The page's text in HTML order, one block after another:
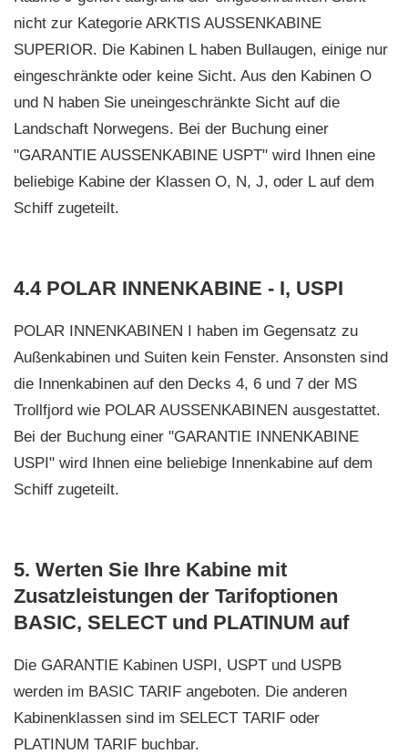
nicht zur Kategorie ARKTIS AUSSENKABINE
SUPERIOR. Die Kabinen L haben Bullaugen, einige nur
eingeschränkte oder keine Sicht. Aus den Kabinen O
und N haben Sie uneingeschränkte Sicht auf die
Landschaft Norwegens. Bei der Buchung einer
"GARANTIE AUSSENKABINE USPT" wird Ihnen eine
beliebige Kabine der Klassen O, N, J, oder L auf dem
Schiff zugeteilt.
4.4 POLAR INNENKABINE - I, USPI
POLAR INNENKABINEN I haben im Gegensatz zu
Außenkabinen und Suiten kein Fenster. Ansonsten sind
die Innenkabinen auf den Decks 4, 6 und 7 der MS
Trollfjord wie POLAR AUSSENKABINEN ausgestattet.
Bei der Buchung einer "GARANTIE INNENKABINE
USPI" wird Ihnen eine beliebige Innenkabine auf dem
Schiff zugeteilt.
5. Werten Sie Ihre Kabine mit
Zusatzleistungen der Tarifoptionen
BASIC, SELECT und PLATINUM auf
Die GARANTIE Kabinen USPI, USPT und USPB
werden im BASIC TARIF angeboten. Die anderen
Kabinenklassen sind im SELECT TARIF oder
PLATINUM TARIF buchbar.